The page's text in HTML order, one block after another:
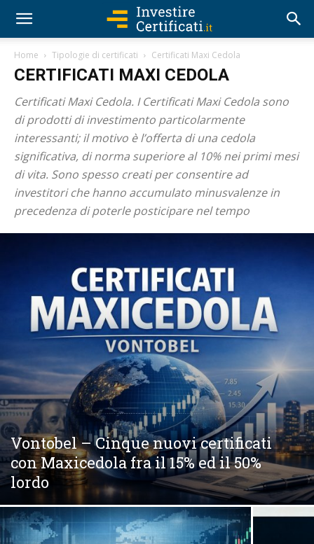
Home Tipologie di certificati Certificati Maxi Cedola
CERTIFICATI MAXI CEDOLA
Certificati Maxi Cedola. I Certificati Maxi Cedola sono
di prodotti di investimento particolarmente
interessanti; il motivo è l’offerta di una cedola
significativa, di norma superiore al 10% nei primi mesi
di vita. Sono spesso creati per consentire ad
investitori che hanno accumulato minusvalenze in
precedenza di poterle posticipare nel tempo
Vontobel – Cinque nuovi certificati
con Maxicedola fra il 15% ed il 50%
lordo